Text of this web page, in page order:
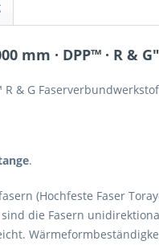
mm · DPP™ · R & G"
& G
.
(Hochfeste Faser
die Fasern